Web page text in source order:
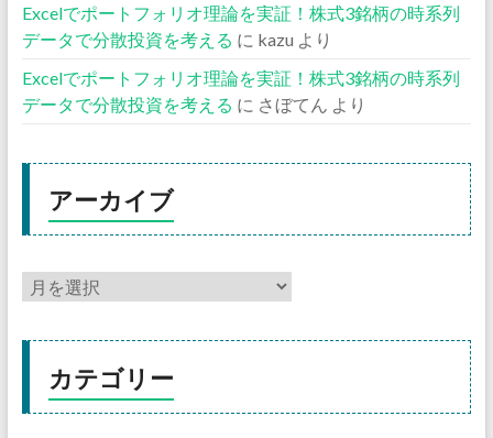
Excelでポートフォリオ理論を実証！株式3銘柄の時系列
データで分散投資を考える に kazu より
Excelでポートフォリオ理論を実証！株式3銘柄の時系列
データで分散投資を考える に さぼてん より
アーカイブ
カテゴリー